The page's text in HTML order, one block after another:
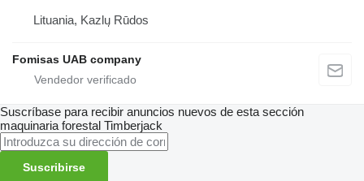
Lituania, Kazlų Rūdos
Fomisas UAB company
Suscríbase para recibir anuncios nuevos de esta sección
maquinaria forestal Timberjack
Suscribirse